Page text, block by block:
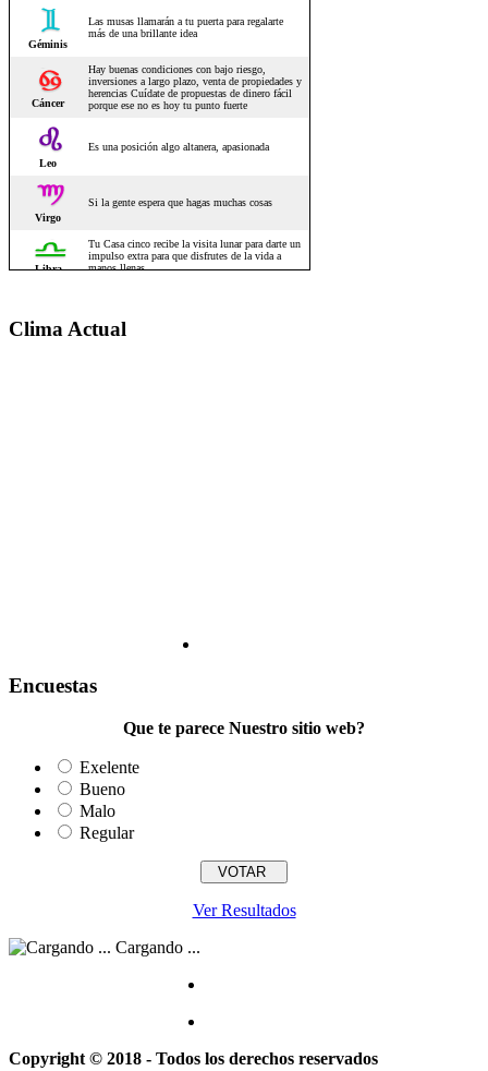
Clima Actual
Encuestas
Que te parece Nuestro sitio web?
Exelente
Bueno
Malo
Regular
Ver Resultados
Cargando ...
Copyright © 2018 - Todos los derechos reservados